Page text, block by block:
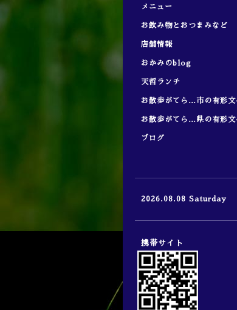
メニュー
お飲み物とおつまみなど
店舗情報
おかみのblog
天哲ランチ
お散歩がてら…市の有形文
お散歩がてら…県の有形文
ブログ
2026.08.08 Saturday
携帯サイト